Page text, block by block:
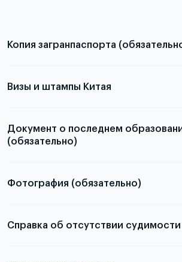
Копия загранпаспорта
паспорта
Визы и штампы Китая
Документ о последнем
(обязательно)
абитуриентов, изложена в статье.
Фотография (обязательно)
Справка об отсутствии судимости